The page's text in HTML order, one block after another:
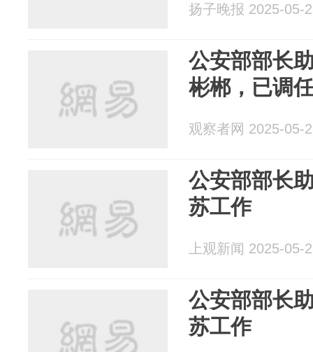
扬子晚报 2025-05-
公安部部长
彬郴，已调
观察者网 2025-05-
公安部部长
苏工作
上观新闻 2025-05-
公安部部长
苏工作